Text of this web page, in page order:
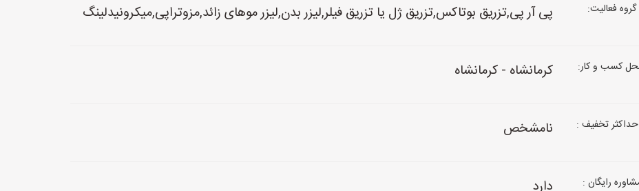
گروه فعالیت: پی آر پی,تزریق بوتاکس,تزریق ژل یا تزریق فیلر,لیزر بدن,لیزر موهای زائد,مزوتراپی,میکرونیدلینگ
کسب و کار: کرمانشاه - کرمانشاه
حداکثر تخفیف : نامشخص
رایگان : دارد